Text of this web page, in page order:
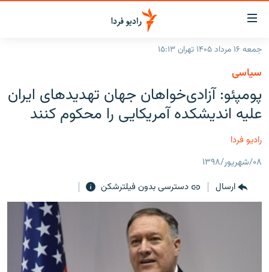
لینک‌های
قابلیت
دسترسی
بازگشت
منوی
اصلی
رفتن
به
صفحه
جهان
فرکانس‌ها
پادکست
چندرسانه‌ای
گزارش‌های تصویری
زنان فردا
جمعه ۱۶ مرداد ۱۴۰۵ تهران ۱۵:۱۳
سیاسی
پومپئو: آزادی‌خواهان جهان تهدیدهای ایران
علیه اندیشکده آمریکایی را محکوم کنند
رادیو فردا
۰۸/شهریور/۱۳۹۸
ارسال
دسترسی بدون فیلترشکن